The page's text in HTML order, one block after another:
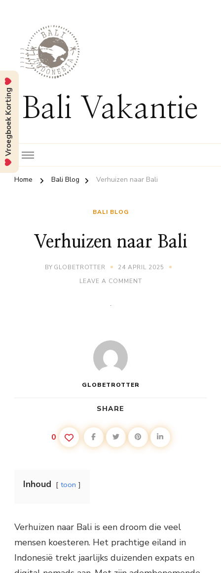
Bali Vakantie
Home Bali Blog Verhuizen naar Bali
BALI BLOG
Verhuizen naar Bali
BY GLOBETROTTER
24 APRIL 2025
LEAVE A COMMENTON
GLOBETROTTER
SHARE
0
Inhoud toon
Verhuizen naar Bali is een droom die veel
mensen koesteren. Het prachtige eiland in
Indonesië trekt jaarlijks duizenden expats en
Vroegboek Korting